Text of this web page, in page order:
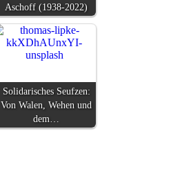
Aschoff (1938-2022)
Solidarisches Seufzen:
Von Walen, Wehen und
dem…